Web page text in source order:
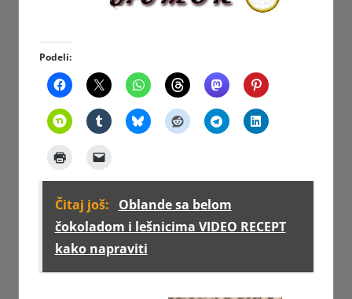
Podeli:
Čitaj još:
Oblande sa belom
čokoladom i lešnicima VIDEO RECEPT
kako napraviti